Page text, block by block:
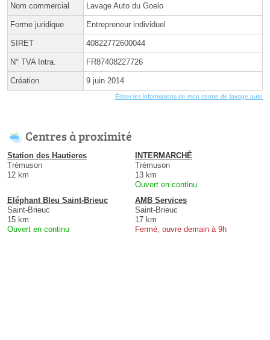
Nom commercial Lavage Auto du Goelo
Forme juridique Entrepreneur individuel
SIRET 40822772600044
N° TVA Intra. FR87408227726
Création 9 juin 2014
Éditer les informations de mon centre de lavage auto
Centres à proximité
Station des Hautieres
Trémuson
12 km
INTERMARCHÉ
Trémuson
13 km
Ouvert en continu
Eléphant Bleu Saint-Brieuc
Saint-Brieuc
15 km
Ouvert en continu
AMB Services
Saint-Brieuc
17 km
Fermé, ouvre demain à 9h